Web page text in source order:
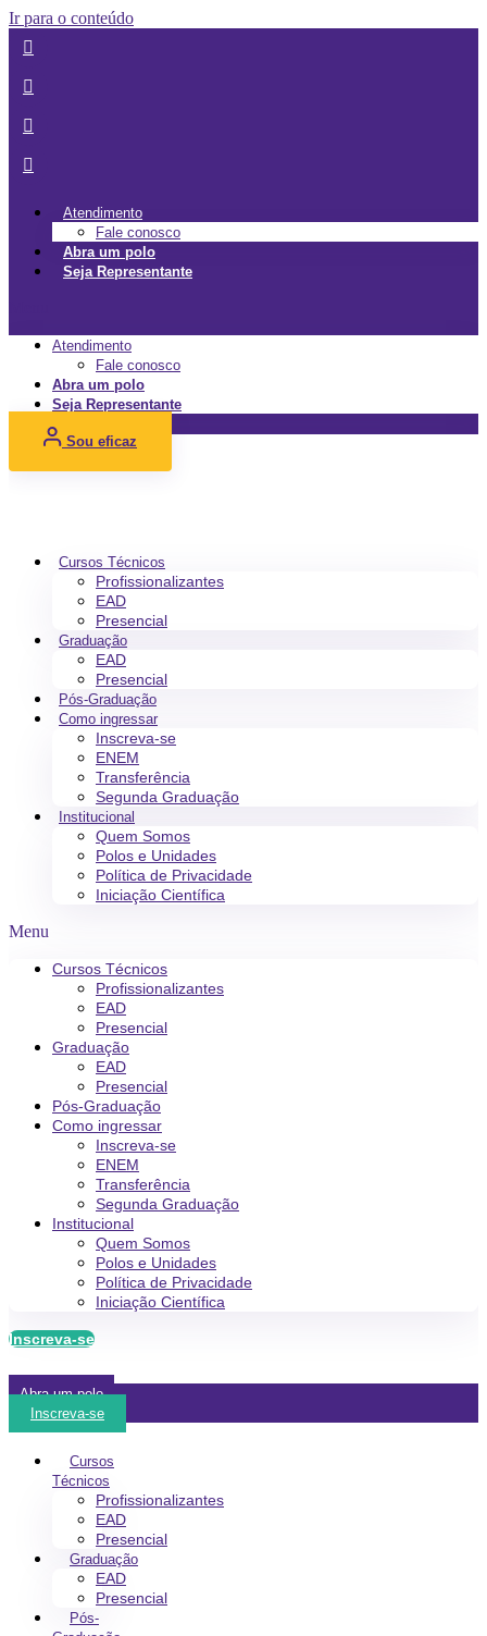
Ir para o conteúdo
Atendimento
Fale conosco
Abra um polo
Seja Representante
Atendimento
Fale conosco
Abra um polo
Seja Representante
Sou eficaz
Cursos Técnicos
Profissionalizantes
EAD
Presencial
Graduação
EAD
Presencial
Pós-Graduação
Como ingressar
Inscreva-se
ENEM
Transferência
Segunda Graduação
Institucional
Quem Somos
Polos e Unidades
Política de Privacidade
Iniciação Científica
Menu
Cursos Técnicos
Profissionalizantes
EAD
Presencial
Graduação
EAD
Presencial
Pós-Graduação
Como ingressar
Inscreva-se
ENEM
Transferência
Segunda Graduação
Institucional
Quem Somos
Polos e Unidades
Política de Privacidade
Iniciação Científica
Inscreva-se
Abra um polo
Inscreva-se
Cursos
Técnicos
Profissionalizantes
EAD
Presencial
Graduação
EAD
Presencial
Pós-